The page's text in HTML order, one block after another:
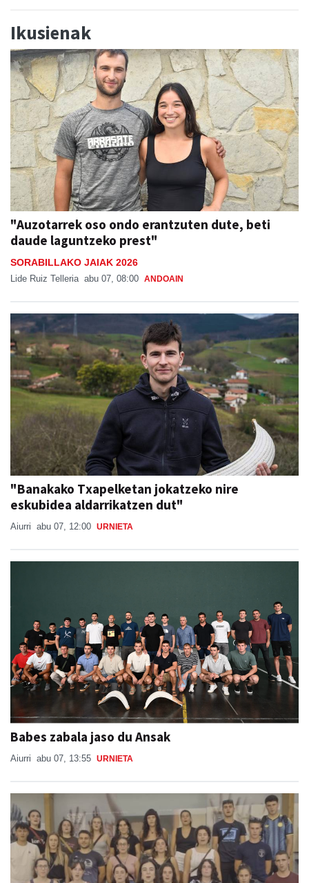
Ikusienak
"Auzotarrek oso ondo erantzuten dute, beti
daude laguntzeko prest"
SORABILLAKO JAIAK 2026
Lide Ruiz Telleria abu 07, 08:00 ANDOAIN
"Banakako Txapelketan jokatzeko nire
eskubidea aldarrikatzen dut"
Aiurri abu 07, 12:00 URNIETA
Babes zabala jaso du Ansak
Aiurri abu 07, 13:55 URNIETA